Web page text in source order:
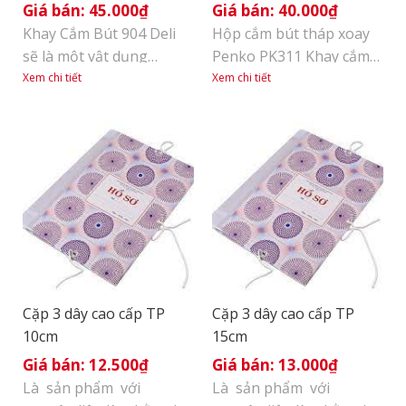
45.000₫
Khay Cắm Bút 904 Deli
sẽ là một vật dụng
không thể thiếu giúp
và ngăn nắp hơn. Sản
phẩm có thiết kế đa
năng với 2 ngăn đứng để
cắm bút và các ngăn
đóng mở tiện dụng cùng
1 ngăn cạn bên trên [...]
Xem chi tiết
40.000₫
Hộp cắm bút tháp xoay
Penko PK311 Khay cắm
bút tháp xoay PK311
nhiều ngăn, tiện lợi cho
đựng các đồ dùng văn
phòng như: bút, thước,
kéo, ghim giấy, giấy ghi
nhớ… Chất liệu nhựa có
độ bền cao, khả năng
chịu va đập [...]
Xem chi tiết
Cặp 3 dây cao cấp TP
10cm
12.500₫
Là sản phẩm với
Cặp 3 dây cao cấp TP
15cm
13.000₫
Là sản phẩm với